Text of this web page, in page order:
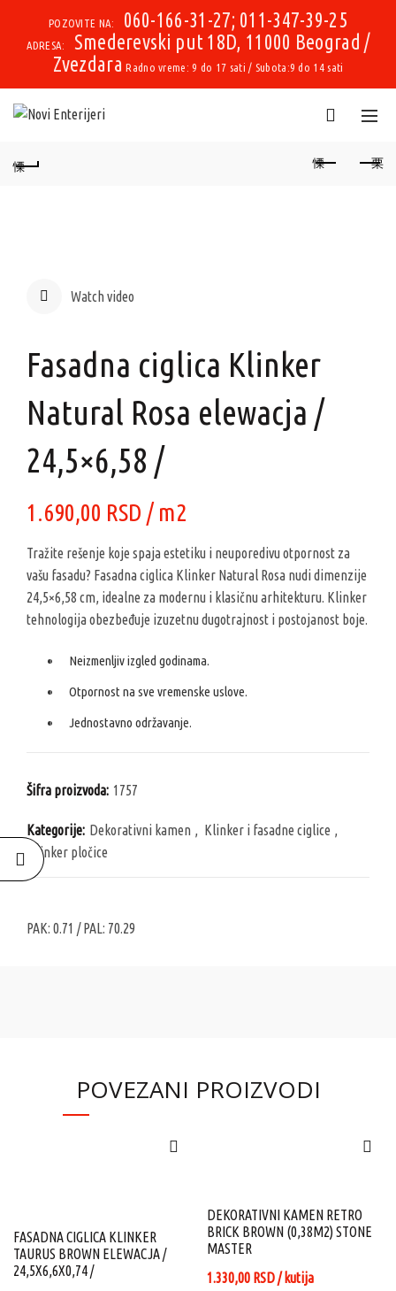
POZOVITE NA: 060-166-31-27; 011-347-39-25
ADRESA:
Smederevski put 18D, 11000 Beograd /
Zvezdara Radno vreme: 9 do 17 sati / Subota:9 do 14 sati
Watch video
Fasadna ciglica Klinker
Natural Rosa elewacja /
24,5×6,58 /
1.690,00 RSD / m2
Tražite rešenje koje spaja estetiku i neuporedivu otpornost za
vašu fasadu? Fasadna ciglica Klinker Natural Rosa nudi dimenzije
24,5×6,58 cm, idealne za modernu i klasičnu arhitekturu. Klinker
tehnologija obezbeđuje izuzetnu dugotrajnost i postojanost boje.
Neizmenljiv izgled godinama.
Otpornost na sve vremenske uslove.
Jednostavno održavanje.
Šifra proizvoda: 1757
Kategorije: Dekorativni kamen , Klinker i fasadne ciglice ,
Klinker pločice
PAK: 0.71 / PAL: 70.29
POVEZANI PROIZVODI
FASADNA CIGLICA KLINKER
TAURUS BROWN ELEWACJA /
24,5X6,6X0,74 /
DEKORATIVNI KAMEN RETRO
BRICK BROWN (0,38M2) STONE
MASTER
1.330,00 RSD/ kutija